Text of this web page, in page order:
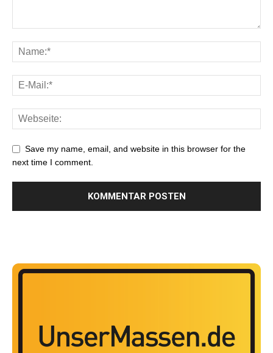
Save my name, email, and website in this browser for the
next time I comment.